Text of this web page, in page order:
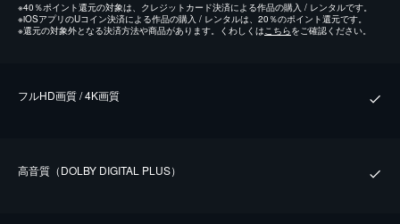
※40％ポイント還元の対象は、クレジットカード決済による作品の購入 / レンタルです。
※iOSアプリのUコイン決済による作品の購入 / レンタルは、20％のポイント還元です。
※還元の対象外となる決済方法や商品があります。くわしくはこちらをご確認ください。
フルHD画質 / 4K画質
⾼⾳質（DOLBY DIGITAL PLUS）